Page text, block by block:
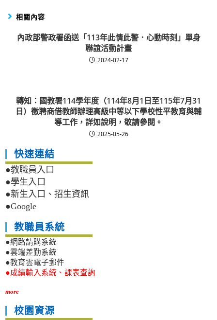
相關內容
內政部警政署函送「113年此情此警．心動時刻」單身
聯誼活動計畫
2024-02-17
轉知：國教署114學年度（114年8月1日至115年7月31
日）徵聘商借教師辦理高級中等以下學校性平教育與輔
導工作，詳如說明，敬請參閱。
2025-05-26
快速連結
●教職員入口
●學生入口
●新生入口、招生資訊
●Google
教職員系統
●網路請購系統
●雲端差勤系統
●教育雲電子郵件
●成績輸入系統、課表查詢
more
校園資源